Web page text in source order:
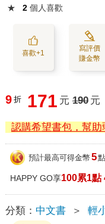
★ 2 個人喜歡
喜歡+1
寫評價
賺金幣
9 折 171 元 190 元
認購希望書包，幫助
預計最高可得金幣 5點
HAPPY GO享100累1點
分類： 中文書 ＞ 輕